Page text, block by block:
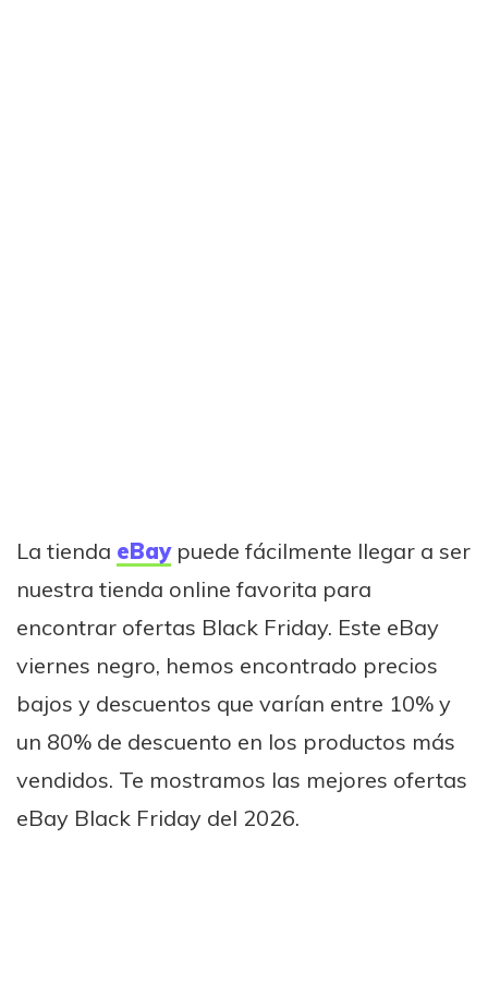
La tienda eBaypuede fácilmente llegar a ser
nuestra tienda online favorita para
encontrar ofertas Black Friday. Este eBay
viernes negro, hemos encontrado precios
bajos y descuentos que varían entre 10% y
un 80% de descuento en los productos más
vendidos. Te mostramos las mejores ofertas
eBay Black Friday del 2026.